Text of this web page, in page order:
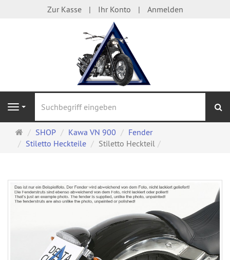
Zur Kasse Ihr Konto Anmelden
Navigation
Startseite
SHOP Kawa VN 900
Fender
Stiletto Heckteile
Stiletto Heckteil